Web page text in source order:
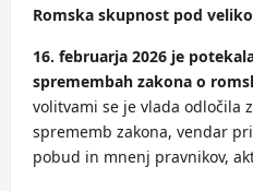
Romska skupnost pod
16. februarja 2026 je
spremembah zakona o
volitvami se je vlada odločila
sprememb zakona, vendar
pobud in mnenj pravnikov,